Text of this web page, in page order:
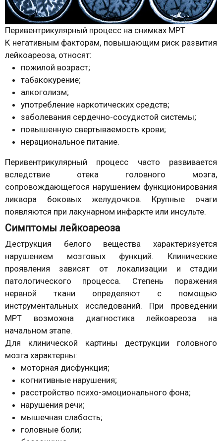
Перивентрикулярный процесс на снимках МРТ
К негативным факторам, повышающим риск развития
лейкоареоза, относят:
пожилой возраст;
табакокурение;
алкоголизм;
употребление наркотических средств;
заболевания сердечно-сосудистой системы;
повышенную свертываемость крови;
нерациональное питание.
Перивентрикулярный процесс часто развивается
вследствие отека головного мозга,
сопровождающегося нарушением функционирования
ликвора боковых желудочков. Крупные очаги
появляются при лакунарном инфаркте или инсульте.
Симптомы лейкоареоза
Деструкция белого вещества характеризуется
нарушением мозговых функций. Клинические
проявления зависят от локализации и стадии
патологического процесса. Степень поражения
нервной ткани определяют с помощью
инструментальных исследований. При проведении
МРТ возможна диагностика лейкоареоза на
начальном этапе.
Для клинической картины деструкции головного
мозга характерны:
моторная дисфункция;
когнитивные нарушения;
расстройство психо-эмоционального фона;
нарушения речи;
мышечная слабость;
головные боли;